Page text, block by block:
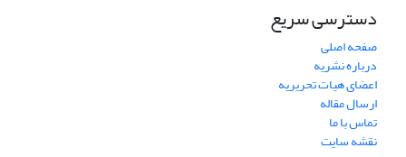
دسترسی سریع
صفحه اصلی
درباره نشریه
اعضای هیات تحریریه
ارسال مقاله
تماس با ما
نقشه سایت